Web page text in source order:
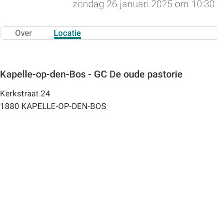
zondag 26 januari 2025 om 10:30
Over Locatie
Kapelle-op-den-Bos - GC De oude pastorie
Kerkstraat 24
1880 KAPELLE-OP-DEN-BOS